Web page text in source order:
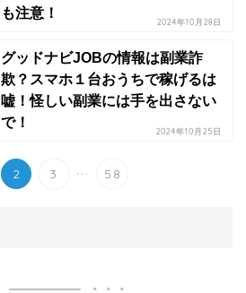
も注意！
2024年10月28日
グッドナビJOBの情報は副業詐
欺？スマホ１台おうちで稼げるは
嘘！怪しい副業には手を出さない
で！
2024年10月25日
2 3 ... 58